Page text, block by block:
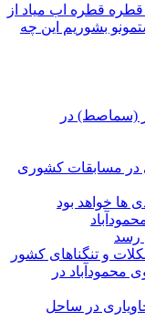
قطره اب میاد از
بشوریم این چه
(سماصط) در
در مسابقات کشوری
ها خواهد بود
رسد
و تنگناهای کشور
محمودآباد در
خاویاری در ساحل